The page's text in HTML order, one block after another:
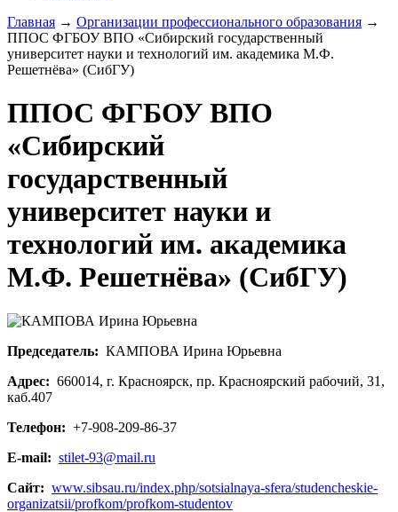
Главная → Организации профессионального образования →
ППОС ФГБОУ ВПО «Сибирский государственный
университет науки и технологий им. академика М.Ф.
Решетнёва» (СибГУ)
ППОС ФГБОУ ВПО
«Сибирский
государственный
университет науки и
технологий им. академика
М.Ф. Решетнёва» (СибГУ)
Председатель: КАМПОВА Ирина Юрьевна
Адрес: 660014, г. Красноярск, пр. Красноярский рабочий, 31,
каб.407
Телефон: +7-908-209-86-37
E-mail: stilet-93@mail.ru
Сайт: www.sibsau.ru/index.php/sotsialnaya-sfera/studencheskie-
organizatsii/profkom/profkom-studentov